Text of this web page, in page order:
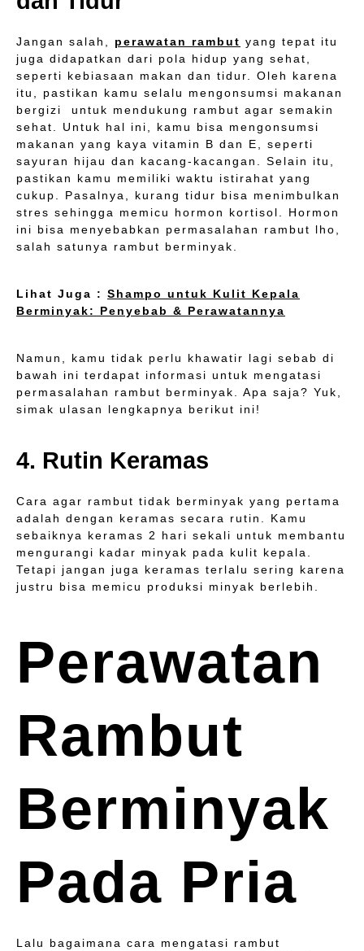
Jangan salah, perawatan rambut yang tepat itu
juga didapatkan dari pola hidup yang sehat,
seperti kebiasaan makan dan tidur. Oleh karena
itu, pastikan kamu selalu mengonsumsi makanan
bergizi untuk mendukung rambut agar semakin
sehat. Untuk hal ini, kamu bisa mengonsumsi
makanan yang kaya vitamin B dan E, seperti
sayuran hijau dan kacang-kacangan. Selain itu,
pastikan kamu memiliki waktu istirahat yang
cukup. Pasalnya, kurang tidur bisa menimbulkan
stres sehingga memicu hormon kortisol. Hormon
ini bisa menyebabkan permasalahan rambut lho,
salah satunya rambut berminyak.
Lihat Juga : Shampo untuk Kulit Kepala
Berminyak: Penyebab & Perawatannya
Namun, kamu tidak perlu khawatir lagi sebab di
bawah ini terdapat informasi untuk mengatasi
permasalahan rambut berminyak. Apa saja? Yuk,
simak ulasan lengkapnya berikut ini!
4. Rutin Keramas
Cara agar rambut tidak berminyak yang pertama
adalah dengan keramas secara rutin. Kamu
sebaiknya keramas 2 hari sekali untuk membantu
mengurangi kadar minyak pada kulit kepala.
Tetapi jangan juga keramas terlalu sering karena
justru bisa memicu produksi minyak berlebih.
Perawatan
Rambut
Berminyak
Pada Pria
Lalu bagaimana cara mengatasi rambut